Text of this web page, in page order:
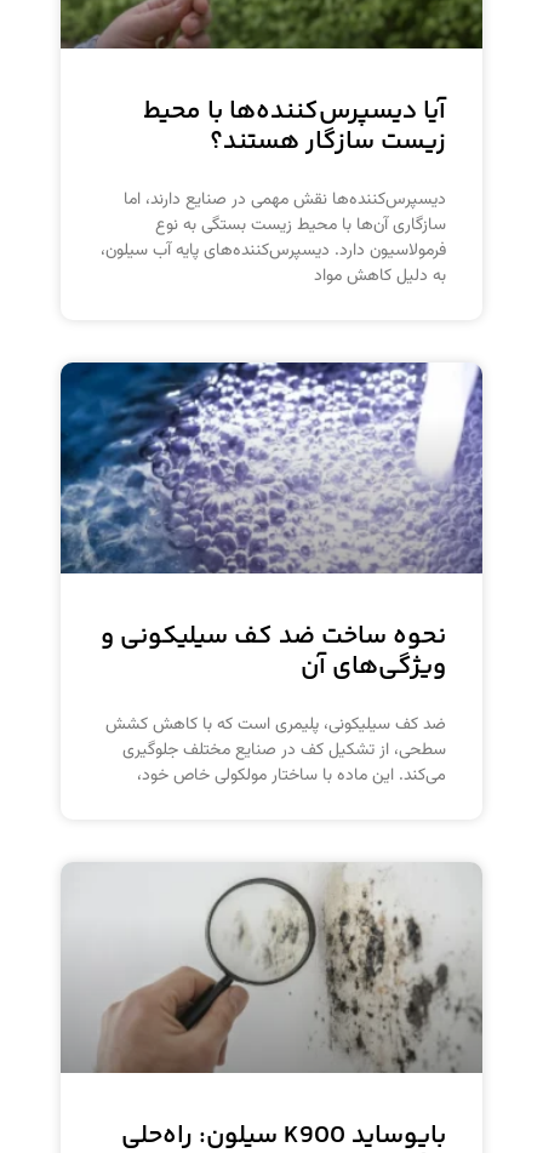
آیا دیسپرس‌کننده‌ها با محیط
زیست سازگار هستند؟
دیسپرس‌کننده‌ها نقش مهمی در صنایع دارند، اما
سازگاری آن‌ها با محیط زیست بستگی به نوع
فرمولاسیون دارد. دیسپرس‌کننده‌های پایه آب سیلون،
به دلیل کاهش مواد
نحوه ساخت ضد کف سیلیکونی و
ویژگی‌های آن
ضد کف سیلیکونی، پلیمری است که با کاهش کشش
سطحی، از تشکیل کف در صنایع مختلف جلوگیری
می‌کند. این ماده با ساختار مولکولی خاص خود،
بایوساید K900 سیلون: راه‌حلی